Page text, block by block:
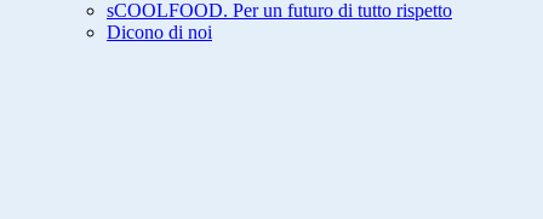
sCOOLFOOD. Per un futuro di tutto rispetto
Dicono di noi